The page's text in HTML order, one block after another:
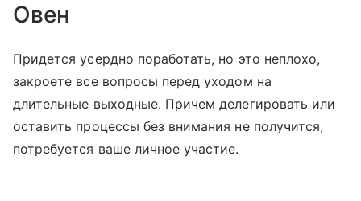
Овен
Придется усердно поработать, но это неплохо,
закроете все вопросы перед уходом на
длительные выходные. Причем делегировать или
оставить процессы без внимания не получится,
потребуется ваше личное участие.